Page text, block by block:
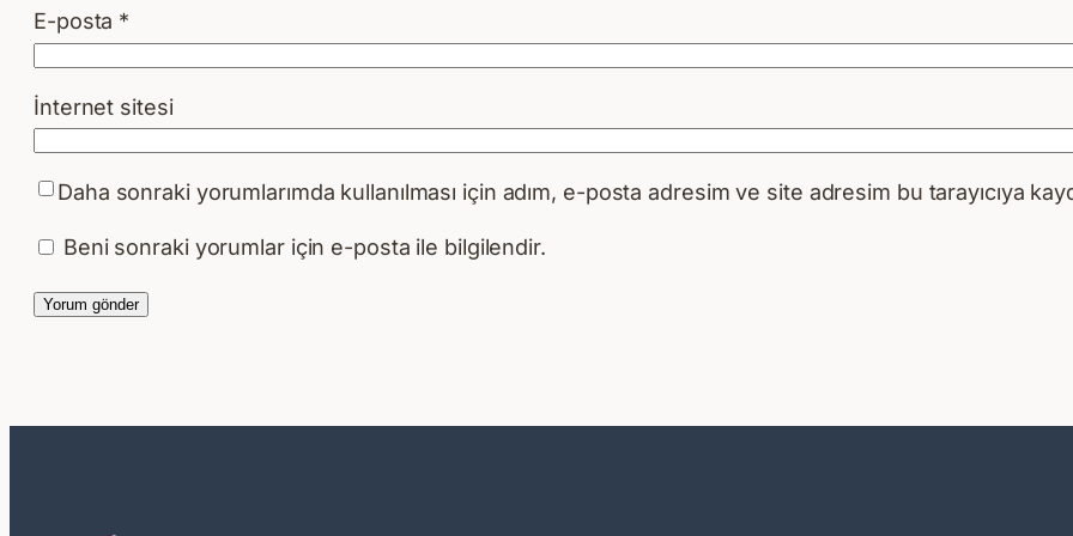
E-posta *
İnternet sitesi
Daha sonraki yorumlarımda kullanılması için adım, e-posta adresim ve site adresim bu tarayıcıya
Beni sonraki yorumlar için e-posta ile bilgilendir.